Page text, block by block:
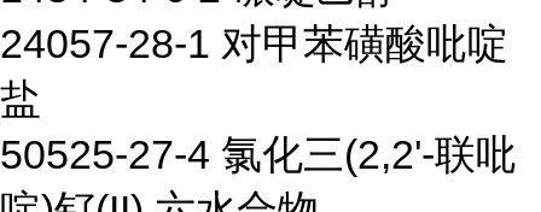
24057-28-1 对甲苯磺酸吡啶
盐
50525-27-4 氯化三(2,2'-联吡